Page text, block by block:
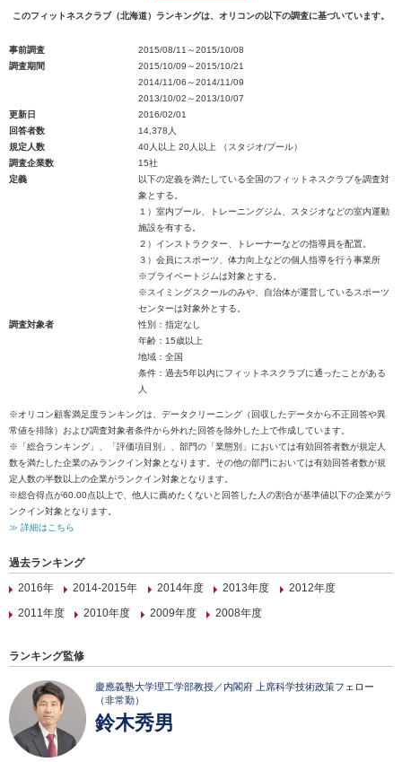
このフィットネスクラブ（北海道）ランキングは、オリコンの以下の調査に基づいています。
事前調査
2015/08/11～2015/10/08
調査期間
2015/10/09～2015/10/21
2014/11/06～2014/11/09
2013/10/02～2013/10/07
更新日
2016/02/01
回答者数
14,378人
規定人数
40人以上 20人以上 （スタジオ/プール）
調査企業数
15社
定義
以下の定義を満たしている全国のフィットネスクラブを調査対
象とする。
１）室内プール、トレーニングジム、スタジオなどの室内運動
施設を有する。
２）インストラクター、トレーナーなどの指導員を配置。
３）会員にスポーツ、体力向上などの個人指導を行う事業所
※プライベートジムは対象とする。
※スイミングスクールのみや、自治体が運営しているスポーツ
センターは対象外とする。
調査対象者
性別：指定なし
年齢：15歳以上
地域：全国
条件：過去5年以内にフィットネスクラブに通ったことがある
人
※オリコン顧客満足度ランキングは、データクリーニング（回収したデータから不正回答や異
常値を排除）および調査対象者条件から外れた回答を除外した上で作成しています。
※「総合ランキング」、「評価項目別」、部門の「業態別」においては有効回答者数が規定人
数を満たした企業のみランクイン対象となります。その他の部門においては有効回答者数が規
定人数の半数以上の企業がランクイン対象となります。
※総合得点が60.00点以上で、他人に薦めたくないと回答した人の割合が基準値以下の企業がラ
ンクイン対象となります。
≫ 詳細はこちら
過去ランキング
2016年
2014-2015年 2014年度 2013年度
2012年度
2011年度
2010年度 2009年度 2008年度
ランキング監修
慶應義塾大学理工学部教授／内閣府 上席科学技術政策フェロー
（非常勤）
鈴木秀男